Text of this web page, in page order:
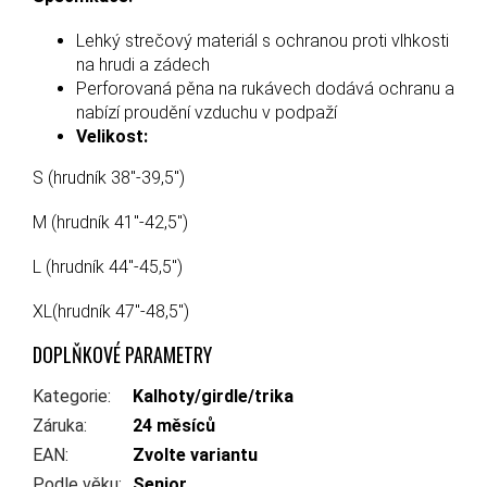
Lehký strečový materiál s ochranou proti vlhkosti
na hrudi a zádech
Perforovaná pěna na rukávech dodává ochranu a
nabízí proudění vzduchu v podpaží
Velikost:
S (hrudník 38"-39,5")
M (hrudník 41"-42,5")
L (hrudník 44"-45,5")
XL(hrudník 47"-48,5")
DOPLŇKOVÉ PARAMETRY
Kategorie:
Kalhoty/girdle/trika
Záruka:
24 měsíců
EAN:
Zvolte variantu